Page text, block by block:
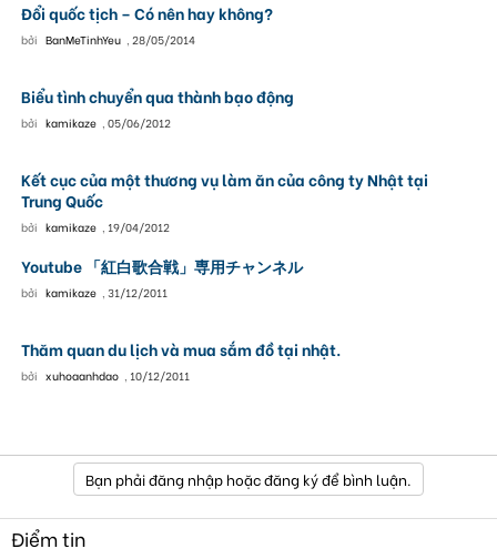
Đổi quốc tịch – Có nên hay không?
bởi BanMeTinhYeu , 28/05/2014
Biểu tình chuyển qua thành bạo động
bởi kamikaze , 05/06/2012
Kết cục của một thương vụ làm ăn của công ty Nhật tại
Trung Quốc
bởi kamikaze , 19/04/2012
Youtube 「紅白歌合戦」専用チャンネル
bởi kamikaze , 31/12/2011
Thăm quan du lịch và mua sắm đồ tại nhật.
bởi xuhoaanhdao , 10/12/2011
Bạn phải đăng nhập hoặc đăng ký để bình luận.
Điểm tin